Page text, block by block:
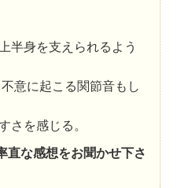
半身を支えられるよう
意に起こる関節音もし
さを感じる。
直な感想をお聞かせ下さ